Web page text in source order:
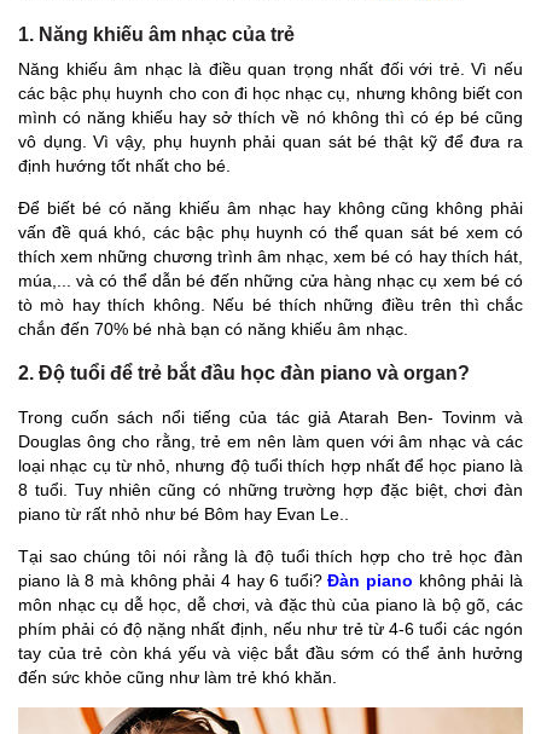
1. Năng khiếu âm nhạc của trẻ
Năng khiếu âm nhạc là điều quan trọng nhất đối với trẻ. Vì nếu
các bậc phụ huynh cho con đi học nhạc cụ, nhưng không biết con
mình có năng khiếu hay sở thích về nó không thì có ép bé cũng
vô dụng. Vì vậy, phụ huynh phải quan sát bé thật kỹ để đưa ra
định hướng tốt nhất cho bé.
Để biết bé có năng khiếu âm nhạc hay không cũng không phải
vấn đề quá khó, các bậc phụ huynh có thể quan sát bé xem có
thích xem những chương trình âm nhạc, xem bé có hay thích hát,
múa,... và có thể dẫn bé đến những cửa hàng nhạc cụ xem bé có
tò mò hay thích không. Nếu bé thích những điều trên thì chắc
chắn đến 70% bé nhà bạn có năng khiếu âm nhạc.
2. Độ tuổi để trẻ bắt đầu học đàn piano và organ?
Trong cuốn sách nổi tiếng của tác giả Atarah Ben- Tovinm và
Douglas ông cho rằng, trẻ em nên làm quen với âm nhạc và các
loại nhạc cụ từ nhỏ, nhưng độ tuổi thích hợp nhất để học piano là
8 tuổi. Tuy nhiên cũng có những trường hợp đặc biệt, chơi đàn
piano từ rất nhỏ như bé Bôm hay Evan Le..
Tại sao chúng tôi nói rằng là độ tuổi thích hợp cho trẻ học đàn
piano là 8 mà không phải 4 hay 6 tuổi?Đàn piano không phải là
môn nhạc cụ dễ học, dễ chơi, và đặc thù của piano là bộ gõ, các
phím phải có độ nặng nhất định, nếu như trẻ từ 4-6 tuổi các ngón
tay của trẻ còn khá yếu và việc bắt đầu sớm có thể ảnh hưởng
đến sức khỏe cũng như làm trẻ khó khăn.